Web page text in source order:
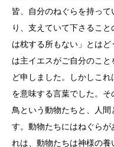
皆、自分のねぐらを持っ
り、支えていて下さるこ
は枕する所もない」とは
は主イエスがご自分のこ
ど申しました。しかしこ
を意味する言葉でした。
鳥という動物たちと、人
す。動物たちにはねぐら
れは、動物たちは神様の